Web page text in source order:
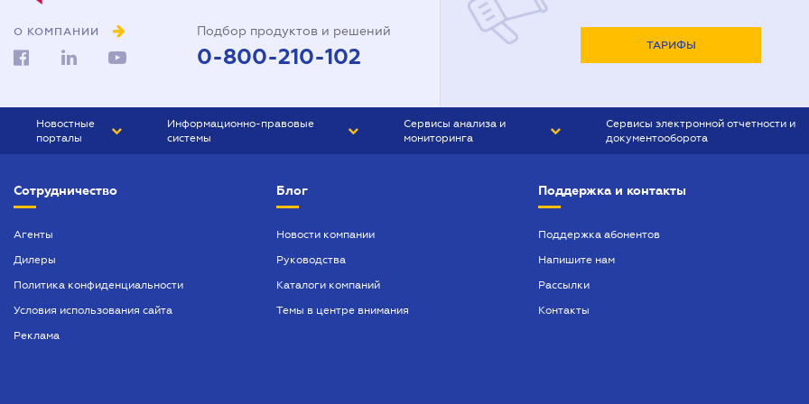
О КОМПАНИИ Подбор продуктов и решений
0-800-210-102 ТАРИФЫ
Новостные
порталы
БИЗНЕС
Информационно-правовые
системы
БУХГАЛТЕР ПРОФ
ЮРИСТ ПРОФ
Сервисы анализа и
мониторинга
Сервисы электронной отчетности и
документооборота
Сотрудничество
Агенты
Дилеры
Политика конфиденциальности
Условия использования сайта
Реклама
Блог
Новости компании
Руководства
Каталоги компаний
Темы в центре внимания
Поддержка и контакты
Поддержка абонентов
Напишите нам
Рассылки
Контакты